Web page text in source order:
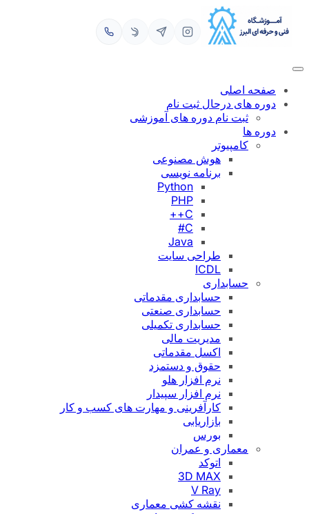
محتوا
صفحه اصلی
دوره های درحال ثبت نام
ثبت نام دوره های آموزشی
دوره ها
کامپیوتر
هوش مصنوعی
برنامه نویسی
Python
PHP
C++
C#
Java
طراحی سایت
ICDL
حسابداری
حسابداری مقدماتی
حسابداری صنعتی
حسابداری تکمیلی
مدیریت مالی
اکسل مقدماتی
حقوق و دستمزد
نرم افزار هلو
نرم افزار سپیدار
کارآفرینی و مهارت های کسب و کار
بازاریابی
بورس
معماری و عمران
اتوکد
3D MAX
V Ray
نقشه کشی معماری